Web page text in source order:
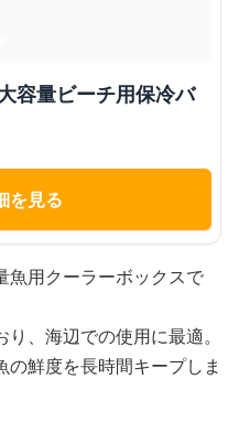
を見る
魚用クーラーボックスで
、海辺での使用に最適。
鮮度を長時間キープしま